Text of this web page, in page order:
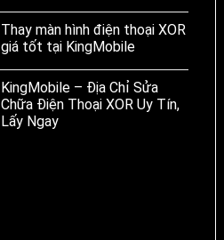
Thay màn hình điện thoại XOR
giá tốt tại KingMobile
KingMobile – Địa Chỉ Sửa
Chữa Điện Thoại XOR Uy Tín,
Lấy Ngay